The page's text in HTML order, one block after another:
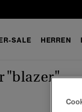
SALE HERREN
"blazer"